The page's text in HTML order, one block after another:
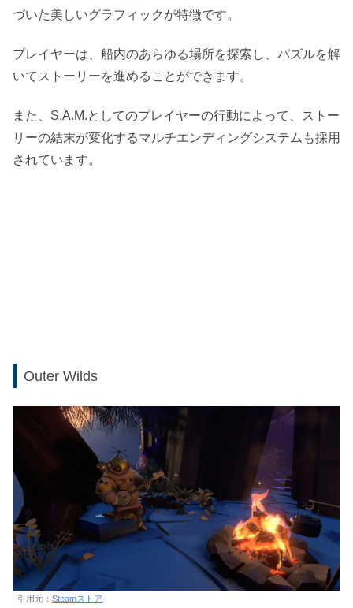
づいた美しいグラフィックが特徴です。
プレイヤーは、船内のあらゆる場所を探索し、パズルを解
いてストーリーを進めることができます。
また、S.A.M.としてのプレイヤーの行動によって、ストー
リーの結末が変化するマルチエンディングシステムも採用
されています。
Outer Wilds
引用元： Steamストア